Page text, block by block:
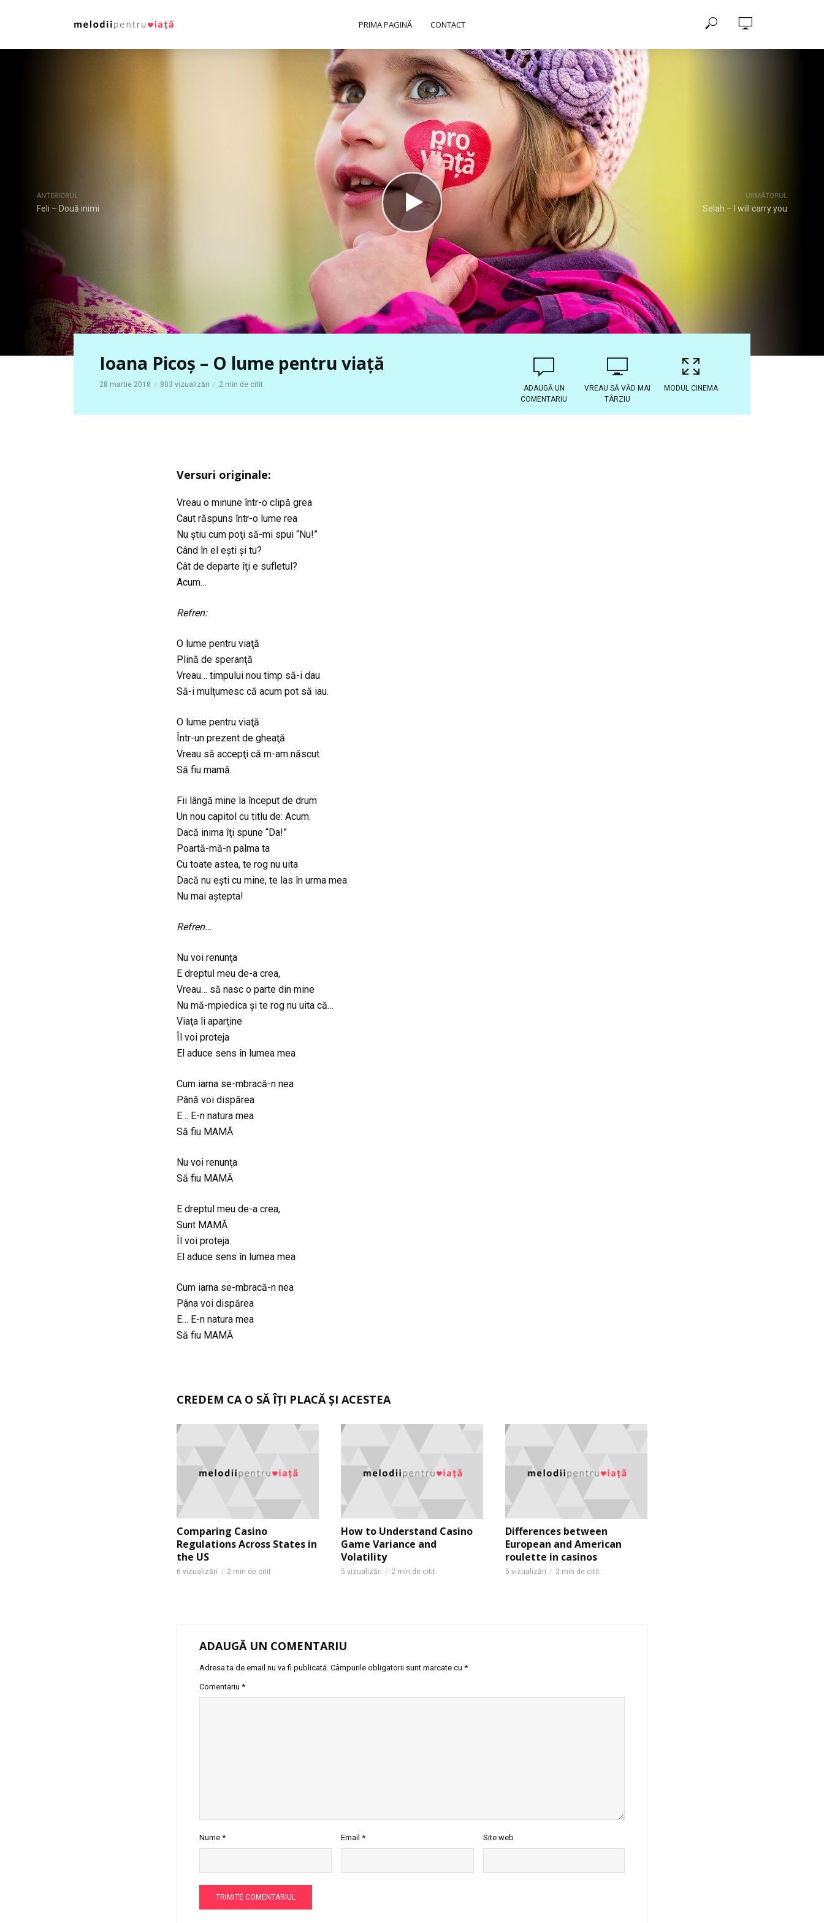
PRIMA PAGINĂ CONTACT
ANTERIORUL
Feli – Două inimi
URMĂTORUL
Selah – I will carry you
Ioana Picoş – O lume pentru viaţă
28 martie 2018 803 vizualizări 2 min de citit
ADAUGĂ UN
COMENTARIU
VREAU SĂ VĂD MAI
TÂRZIU
MODUL CINEMA
Versuri originale:
Vreau o minune într-o clipă grea
Caut răspuns într-o lume rea
Nu ştiu cum poţi să-mi spui “Nu!”
Când în el eşti şi tu?
Cât de departe îţi e sufletul?
Acum…
Refren:
O lume pentru viaţă
Plină de speranţă
Vreau… timpului nou timp să-i dau
Să-i mulţumesc că acum pot să iau.
O lume pentru viaţă
Într-un prezent de gheaţă
Vreau să accepţi că m-am născut
Să fiu mamă.
Fii lângă mine la început de drum
Un nou capitol cu titlu de: Acum.
Dacă inima îţi spune “Da!”
Poartă-mă-n palma ta
Cu toate astea, te rog nu uita
Dacă nu eşti cu mine, te las în urma mea
Nu mai aştepta!
Refren…
Nu voi renunţa
E dreptul meu de-a crea,
Vreau… să nasc o parte din mine
Nu mă-mpiedica şi te rog nu uita că…
Viaţa îi aparţine
Îl voi proteja
El aduce sens în lumea mea
Cum iarna se-mbracă-n nea
Până voi dispărea
E… E-n natura mea
Să fiu MAMĂ
Nu voi renunţa
Să fiu MAMĂ
E dreptul meu de-a crea,
Sunt MAMĂ
Îl voi proteja
El aduce sens în lumea mea
Cum iarna se-mbracă-n nea
Pâna voi dispărea
E… E-n natura mea
Să fiu MAMĂ
CREDEM CA O SĂ ÎȚI PLACĂ ȘI ACESTEA
Comparing Casino
Regulations Across States in
the US
6 vizualizări 2 min de citit
How to Understand Casino
Game Variance and
Volatility
5 vizualizări 2 min de citit
Differences between
European and American
roulette in casinos
5 vizualizări 2 min de citit
ADAUGĂ UN COMENTARIU
Adresa ta de email nu va fi publicată. Câmpurile obligatorii sunt marcate cu *
Comentariu *
Nume * Email* Site web